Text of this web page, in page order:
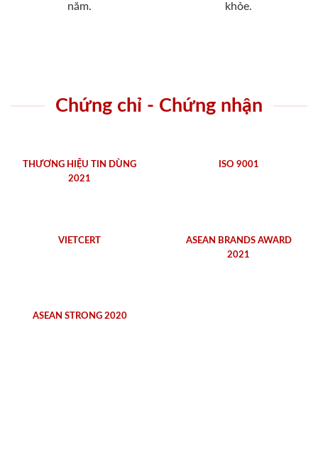
năm.
khỏe.
Chứng chỉ - Chứng nhận
THƯƠNG HIỆU TIN DÙNG
2021
ISO 9001
VIETCERT
ASEAN BRANDS AWARD
2021
ASEAN STRONG 2020